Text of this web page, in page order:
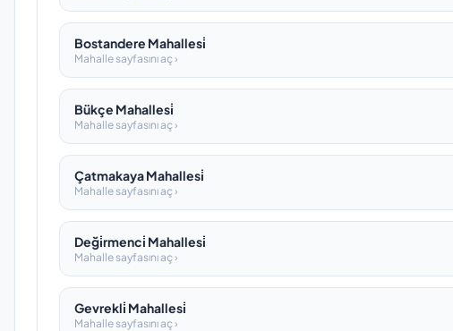
Bostandere Mahallesi̇
Mahalle sayfasını aç ›
Bükçe Mahallesi̇
Mahalle sayfasını aç ›
Çatmakaya Mahallesi̇
Mahalle sayfasını aç ›
Deği̇rmenci̇ Mahallesi̇
Mahalle sayfasını aç ›
Gevrekli̇ Mahallesi̇
Mahalle sayfasını aç ›